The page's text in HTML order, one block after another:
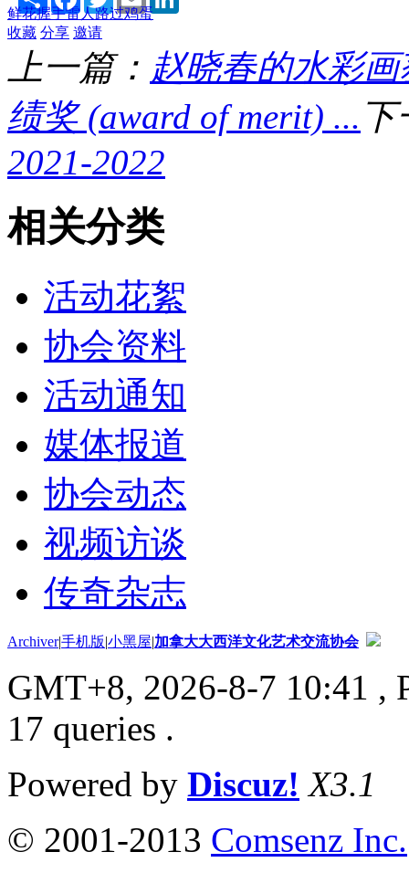
鲜花握手雷人路过鸡蛋
收藏 分享 邀请
上一篇： 赵晓春的水彩
绩奖 (award of merit) ... 下
2021-2022
相关分类
活动花絮
协会资料
活动通知
媒体报道
协会动态
视频访谈
传奇杂志
Archiver|手机版|小黑屋|加拿大大西洋文化艺术交流协会
GMT+8, 2026-8-7 10:41 ,
17 queries .
Powered by Discuz! X3.1
© 2001-2013 Comsenz Inc.